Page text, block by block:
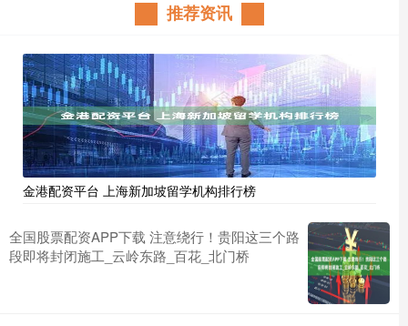
推荐资讯
金港配资平台 上海新加坡留学机构排行榜
全国股票配资APP下载 注意绕行！贵阳这三个路
段即将封闭施工_云岭东路_百花_北门桥